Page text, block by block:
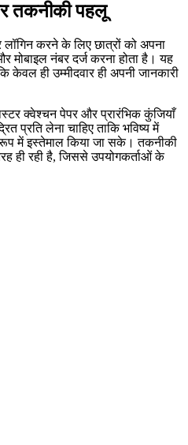
तकनीकी पहलू
लॉगिन करने के लिए छात्रों को अपना
नंबर दर्ज करना होता है। यह
केवल ही उम्मीदवार ही अपनी जानकारी
क्वेश्चन पेपर और प्रारंभिक कुंजियाँ
प्रति लेना चाहिए ताकि भविष्य में
में इस्तेमाल किया जा सके। तकनीकी
ही रही है, जिससे उपयोगकर्ताओं के